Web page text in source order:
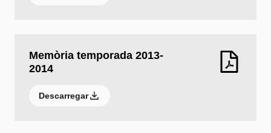
Memòria temporada 2013-
2014
Descarregar